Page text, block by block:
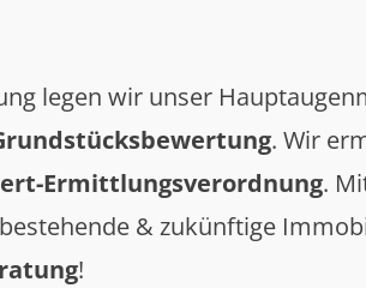
legen wir unser
. Wir
Ermittlungsverordnung.
& zukünftige
!